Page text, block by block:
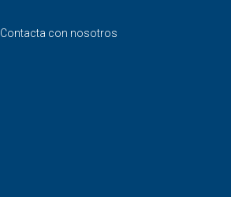
Contacta con nosotros